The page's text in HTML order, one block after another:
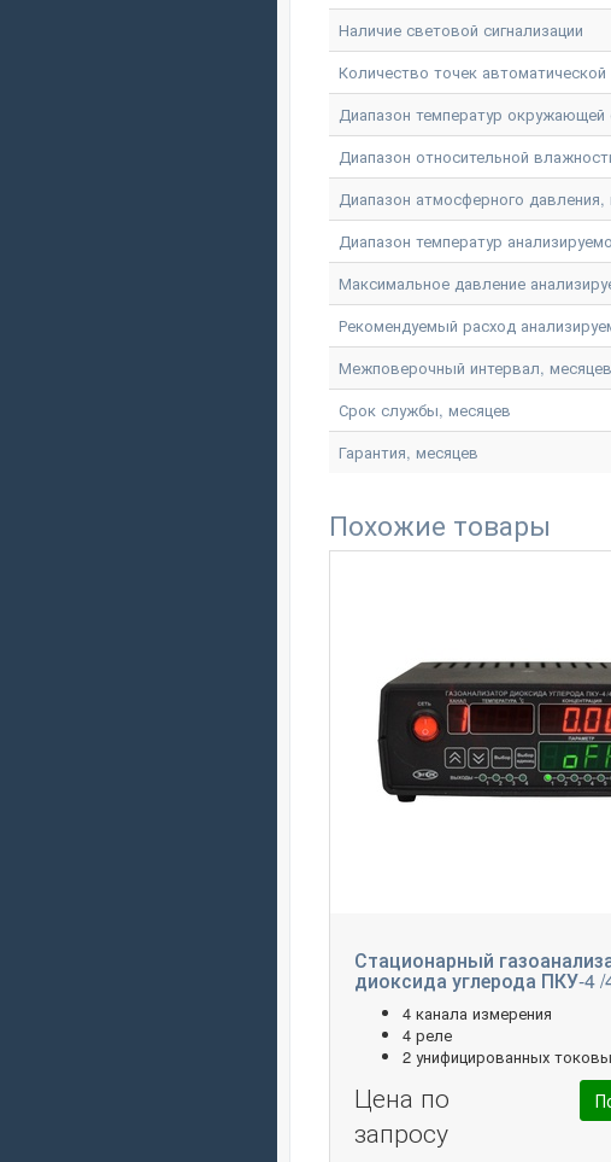
Наличие световой сигнализации
Количество точек автоматической
Диапазон температур окружающей
Диапазон относительной
Диапазон атмосферного давления,
Диапазон температур
Максимальное давление
Рекомендуемый расход
Межповерочный интервал, месяцев
Срок службы, месяцев
Гарантия, месяцев
Похожие товары
Стационарный
диоксида углерода ПКУ-4
4 канала измерения
4 реле
2 унифицированных
Цена по
запросу